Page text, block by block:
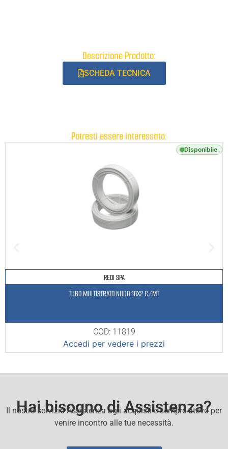
Descrizione Prodotto:
SCHEDA TECNICA
Potresti essere interessato:
Disponibile
REDI SPA
TUBO MULTISTRATO NUDO 16X2 €/MT
COD: 11819
Accedi per vedere i prezzi
Hai bisogno di Assistenza?
Il nostro servizio Assistenza agli acquisti e sempre attivo per
venire incontro alle tue necessità.